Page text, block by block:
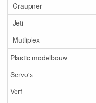
Graupner
Jeti
Mutliplex
Plastic modelbouw
Servo's
Verf